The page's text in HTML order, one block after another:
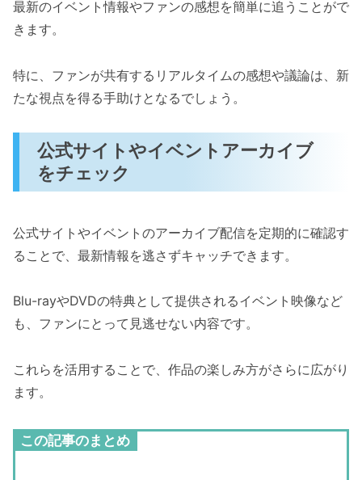
最新のイベント情報やファンの感想を簡単に追うことがで
きます。
特に、ファンが共有するリアルタイムの感想や議論は、新
たな視点を得る手助けとなるでしょう。
公式サイトやイベントアーカイブ
をチェック
公式サイトやイベントのアーカイブ配信を定期的に確認す
ることで、最新情報を逃さずキャッチできます。
Blu-rayやDVDの特典として提供されるイベント映像など
も、ファンにとって見逃せない内容です。
これらを活用することで、作品の楽しみ方がさらに広がり
ます。
この記事のまとめ